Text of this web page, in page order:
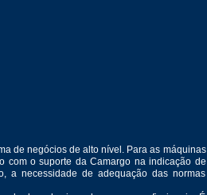
de negócios de alto nível. Para as máquinas
com o suporte da Camargo na indicação de
a necessidade de adequação das normas